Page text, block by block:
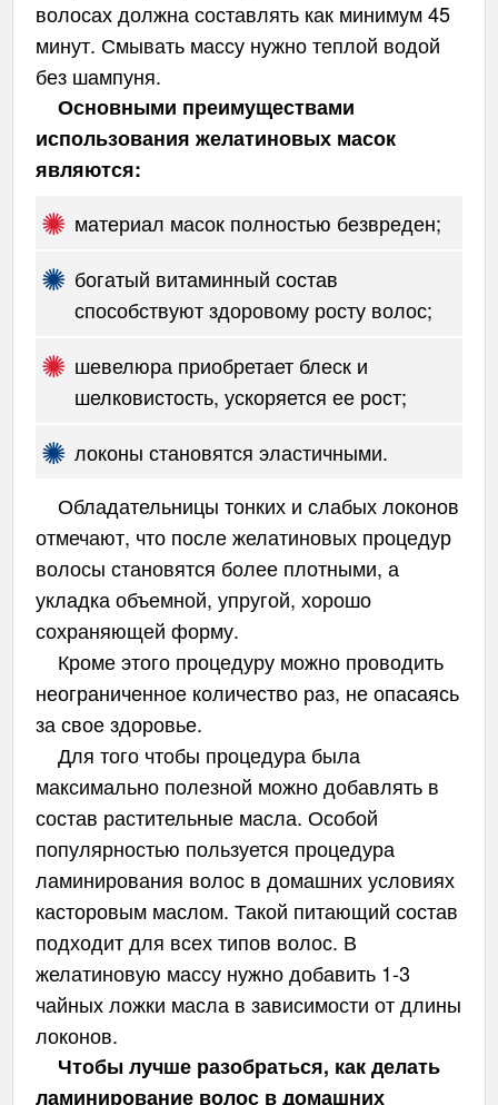
волосах должна составлять как минимум 45
минут. Смывать массу нужно теплой водой
без шампуня.
Основными преимуществами
использования желатиновых масок
являются:
материал масок полностью безвреден;
богатый витаминный состав
способствуют здоровому росту волос;
шевелюра приобретает блеск и
шелковистость, ускоряется ее рост;
локоны становятся эластичными.
Обладательницы тонких и слабых локонов
отмечают, что после желатиновых процедур
волосы становятся более плотными, а
укладка объемной, упругой, хорошо
сохраняющей форму.
Кроме этого процедуру можно проводить
неограниченное количество раз, не опасаясь
за свое здоровье.
Для того чтобы процедура была
максимально полезной можно добавлять в
состав растительные масла. Особой
популярностью пользуется процедура
ламинирования волос в домашних условиях
касторовым маслом. Такой питающий состав
подходит для всех типов волос. В
желатиновую массу нужно добавить 1-3
чайных ложки масла в зависимости от длины
локонов.
Чтобы лучше разобраться, как делать
ламинирование волос в домашних